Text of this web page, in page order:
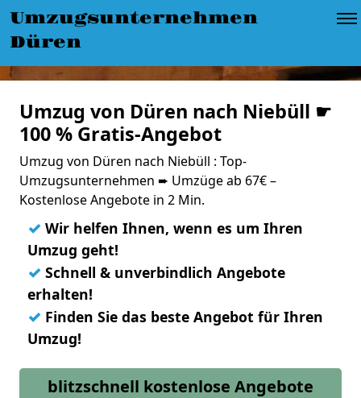
Umzugsunternehmen
Düren
Umzug von Düren nach Niebüll ☛
100 % Gratis-Angebot
Umzug von Düren nach Niebüll : Top-
Umzugsunternehmen ➨ Umzüge ab 67€ –
Kostenlose Angebote in 2 Min.
✓ Wir helfen Ihnen, wenn es um Ihren
Umzug geht!
✓ Schnell & unverbindlich Angebote
erhalten!
✓ Finden Sie das beste Angebot für Ihren
Umzug!
blitzschnell kostenlose Angebote